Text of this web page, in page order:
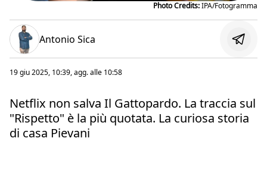
Photo Credits:IPA/Fotogramma
Antonio Sica
19 giu 2025, 10:39, agg. alle 10:58
Netflix non salva Il Gattopardo. La traccia sul
"Rispetto" è la più quotata. La curiosa storia
di casa Pievani